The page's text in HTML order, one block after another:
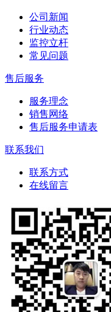
公司新闻
行业动态
监控立杆
常见问题
售后服务
服务理念
销售网络
售后服务申请表
联系我们
联系方式
在线留言